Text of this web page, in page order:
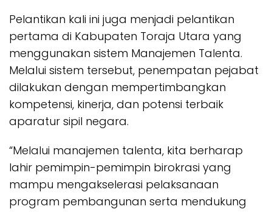
Pelantikan kali ini juga menjadi pelantikan
pertama di Kabupaten Toraja Utara yang
menggunakan sistem Manajemen Talenta.
Melalui sistem tersebut, penempatan pejabat
dilakukan dengan mempertimbangkan
kompetensi, kinerja, dan potensi terbaik
aparatur sipil negara.
“Melalui manajemen talenta, kita berharap
lahir pemimpin-pemimpin birokrasi yang
mampu mengakselerasi pelaksanaan
program pembangunan serta mendukung